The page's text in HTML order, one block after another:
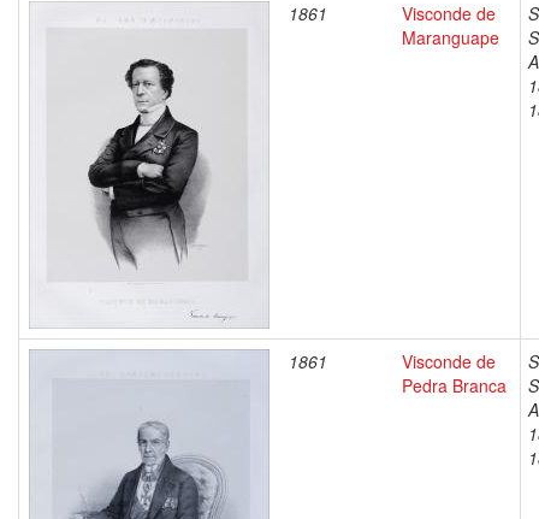
1861
Visconde de
Maranguape
1861
Visconde de
Pedra Branca